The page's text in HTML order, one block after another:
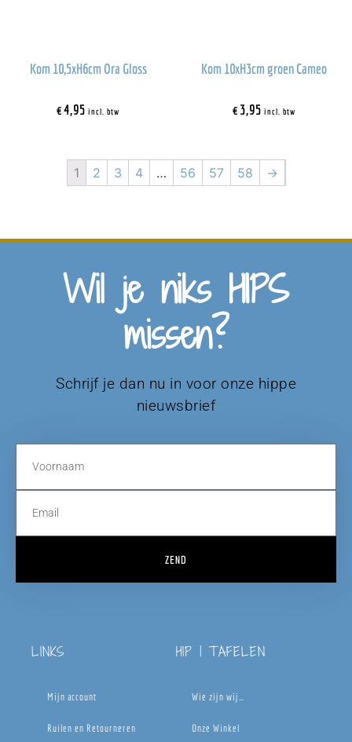
Kom 10,5xH6cm Ora Gloss
€4,95 incl. btw
Kom 10xH3cm groen Cameo
€3,95 incl. btw
1 2 3 4 … 56 57 58 →
Wil je niks HIPS
missen?
Schrijf je dan nu in voor onze hippe
nieuwsbrief
ZEND
LINKS
Mijn account
Ruilen en Retourneren
HIP | TAFELEN
Wie zijn wij…
Onze Winkel